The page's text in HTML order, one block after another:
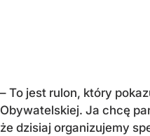
– To jest rulon, który
Obywatelskiej. Ja chcę
że dzisiaj organizujemy